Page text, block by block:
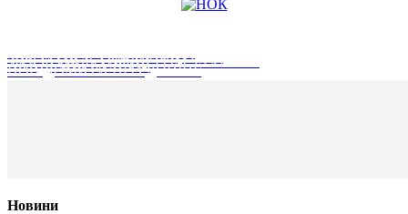
ЗВЯ'ЗАТИСЬ З КЕРІВНИЦТВОМ
ЗВ'ЯЗАТИСЬ З ОФІЦЕРОМ ЗАХИСТУ
АКАДЕМІЯ АТЛЕТІВ
ПОВІДОМИТИ ПРО ДОПІНГ
Новини